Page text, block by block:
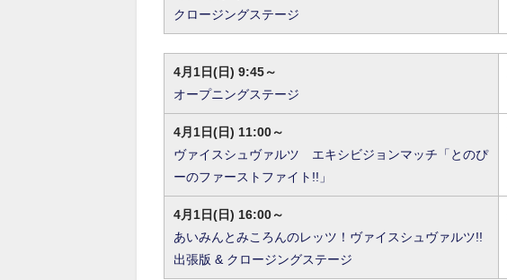
クロージングステージ
4月1日(日) 9:45～
オープニングステージ
4月1日(日) 11:00～
ヴァイスシュヴァルツ エキシビジョンマッチ 「とのぴ
ーのファーストファイト!!」
4月1日(日) 16:00～
あいみんとみころんのレッツ！ヴァイスシュヴァルツ!!
出張版 & クロージングステージ